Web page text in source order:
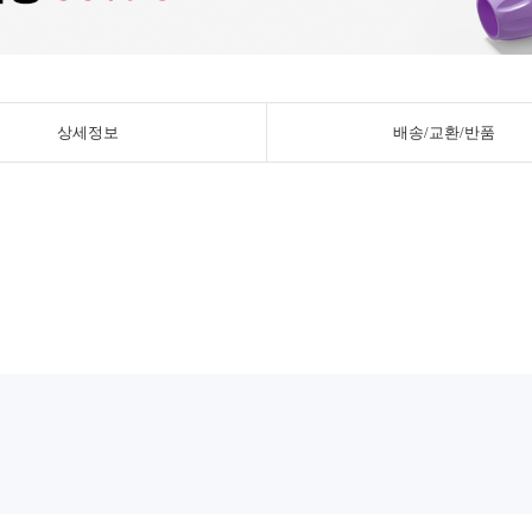
상세정보 배송/교환/반품